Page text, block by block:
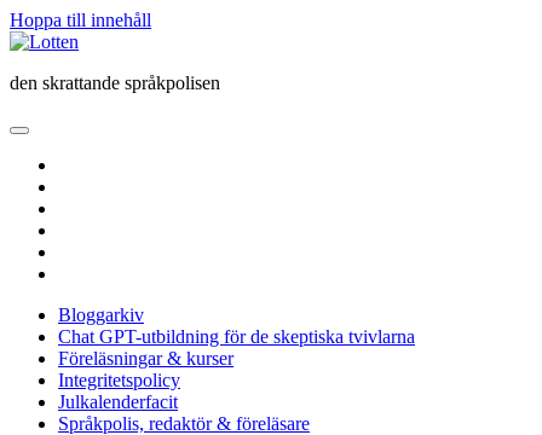
Hoppa till innehåll
Lotten
den skrattande språkpolisen
öppna
meny
Bloggarkiv
Chat GPT-utbildning för de skeptiska tvivlarna
Föreläsningar & kurser
Integritetspolicy
Julkalenderfacit
Språkpolis, redaktör & föreläsare